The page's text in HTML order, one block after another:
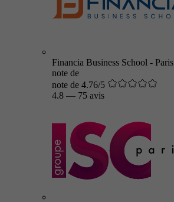
Financia Business School - Paris
note de
note de 4.76/5
4.8 — 75 avis